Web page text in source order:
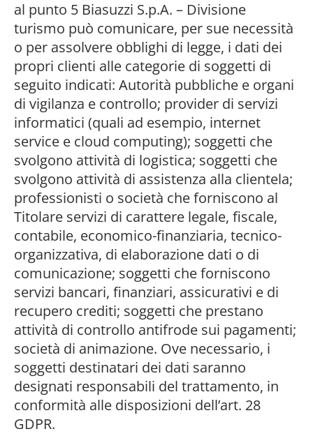
al punto 5 Biasuzzi S.p.A. – Divisione
turismo può comunicare, per sue necessità
o per assolvere obblighi di legge, i dati dei
propri clienti alle categorie di soggetti di
seguito indicati: Autorità pubbliche e organi
di vigilanza e controllo; provider di servizi
informatici (quali ad esempio, internet
service e cloud computing); soggetti che
svolgono attività di logistica; soggetti che
svolgono attività di assistenza alla clientela;
professionisti o società che forniscono al
Titolare servizi di carattere legale, fiscale,
contabile, economico-finanziaria, tecnico-
organizzativa, di elaborazione dati o di
comunicazione; soggetti che forniscono
servizi bancari, finanziari, assicurativi e di
recupero crediti; soggetti che prestano
attività di controllo antifrode sui pagamenti;
società di animazione. Ove necessario, i
soggetti destinatari dei dati saranno
designati responsabili del trattamento, in
conformità alle disposizioni dell’art. 28
GDPR.